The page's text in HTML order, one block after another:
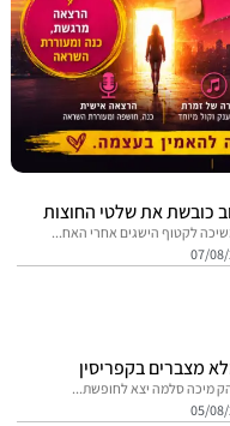
את שלטי החוצות
הישגים אחרי האח...
בקפריסין
סלמה יצא לחופשת...